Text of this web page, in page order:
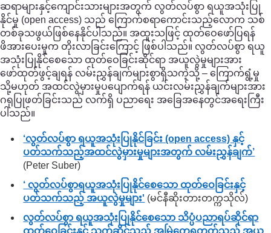
ဆရာများနှင့်ကျောင်းသားများအတွက် လွတ်လပ်စွာ ရယူအသုံးပြု
နိုင်မှု (open access) သည် ကြောက်စရာကောင်းသည့်လောက သစ်
တစ်ခုသဖွယ်ဖြစ်နေနိုင်ပါသည်။ အထူးသဖြင့် ထုတ်ဝေဖော်ပြရန်
ဖိအားပေးမှုက တိုးလာခြင်းကြောင့် ဖြစ်ပါသည်။ လွတ်လပ်စွာ ရယူ
အသုံးပြုနိုင်စေသော ထုတ်ဝေခြင်းဆိုင်ရာ အယူလွဲမှုများအား
ဖော်ထုတ်ဖွင့်ချရန် လမ်းညွှန်ချက်များစွာရှိသကဲ့သို့ – ကြောက်ရွံ့မှု
သို့မဟုတ် အထင်လွဲမှားမှုပပျောက်ရန် ယင်းလမ်းညွှန်ချက်များအား
ဂရုပြုဖတ်ခြင်းသည် လက်ရှိ ပညာရေး အခြေအနေတွင်အရေးကြီး
ပါသည်။
‘လွတ်လပ်စွာ ရယူအသုံးပြုနိုင်ခြင်း (open access) နှင့်
ပတ်သက်သည့်အထင်လွဲမှားမှုများအတွက် လမ်းညွှန်ချက်’
(Peter Suber)
‘ လွတ်လပ်စွာရယူအသုံးပြုနိုင်စေသော ထုတ်ဝေခြင်းနှင့်
ပတ်သက်သည့် အယူလွဲမှုများ' (မင်နီဆိုးတားတက္ကသိုလ်)
လွတ်လပ်စွာ ရယူအသုံးပြုနိုင်စေသော သိပ္ပံပညာရပ်ဆိုင်ရာ
ထုတ်ဝေခြင်းနှင့် သက်ဆိုင်သည့် အမြဲတွေ့ရတတ်သည့် အယူ